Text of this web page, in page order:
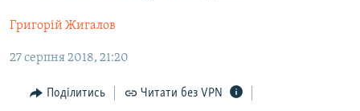
до
навігації
Перейти
ПОЛІТИКА
ЕКОНОМІКА
СУСПІЛЬСТВО
ВІЙНА
РОСІЙСЬКА «ФІЛЬТРАЦІЯ»
ДОНБАС.РЕАЛІЇ
Григорій Жигалов
27 серпня 2018, 21:20
Поділитись Читати без VPN